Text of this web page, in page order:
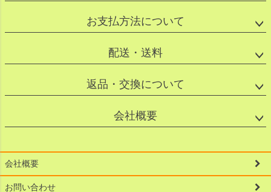
お支払方法について
配送・送料
返品・交換について
会社概要
会社概要
お問い合わせ